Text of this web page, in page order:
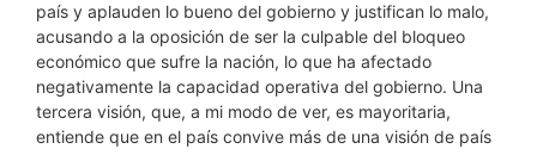
país y aplauden lo bueno del gobierno y justifican lo malo,
acusando a la oposición de ser la culpable del bloqueo
económico que sufre la nación, lo que ha afectado
negativamente la capacidad operativa del gobierno. Una
tercera visión, que, a mi modo de ver, es mayoritaria,
entiende que en el país convive más de una visión de país